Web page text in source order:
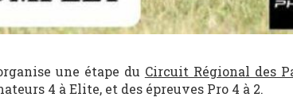
une étape du Circuit Régional des
4 à Elite, et des épreuves Pro 4 à 2.